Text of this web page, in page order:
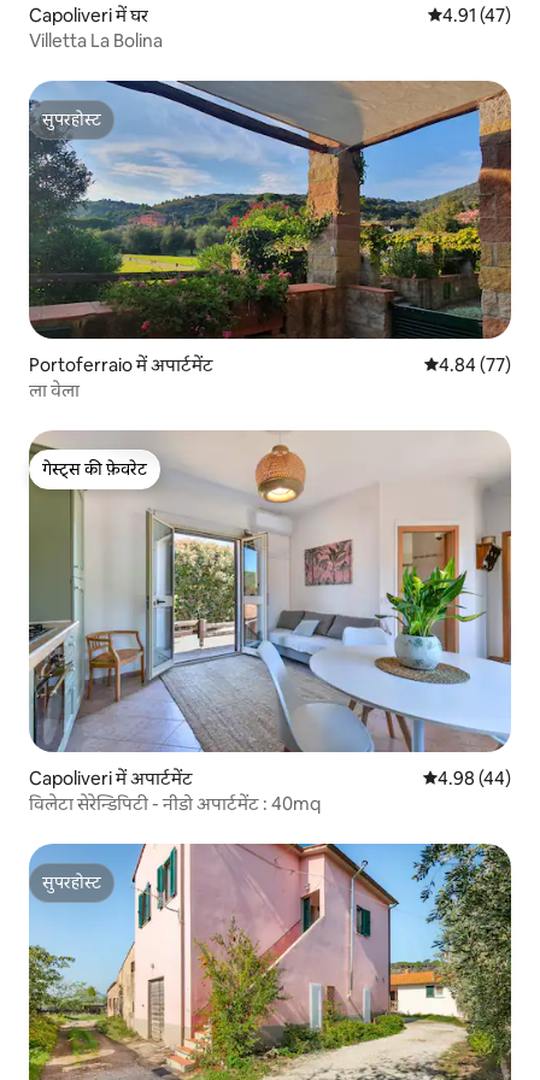
Capoliveri में घर औसत रेटिंग 5 में
4.91 (47)
Villetta La Bolina
सुपरहोस्ट
सुपरहोस्ट
Portoferraio में अपार्टमेंट औसत रेटिंग 5 में
4.84 (77)
ला वेला
गेस्ट्स की फ़ेवरेट
गेस्ट्स की फ़ेवरेट
Capoliveri में अपार्टमेंट औसत रेटिंग 5 में
4.98 (44)
विलेटा सेरेन्डिपिटी - नीडो अपार्टमेंट : 40mq
सुपरहोस्ट
सुपरहोस्ट